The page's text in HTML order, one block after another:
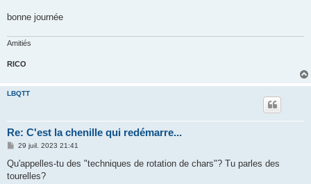
bonne journée
Amitiés
RICO
LBQTT
Re: C'est la chenille qui redémarre...
M
s
a
29 juil. 2023 21:41
Qu'appelles-tu des "techniques de rotation de chars"? Tu parles des
tourelles?